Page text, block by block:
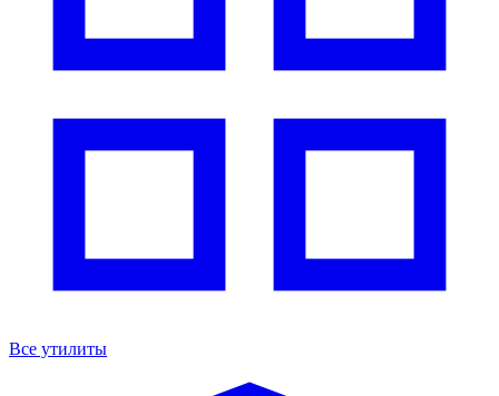
Все утилиты